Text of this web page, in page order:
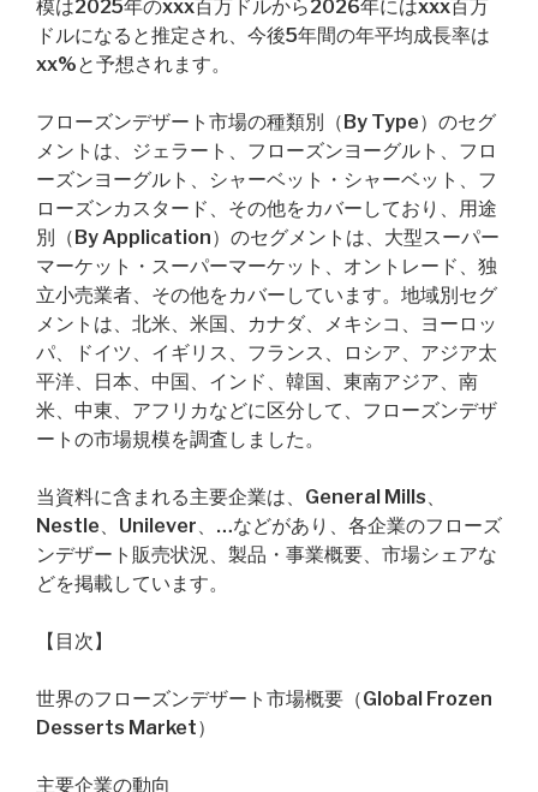
模は2025年のxxx百万ドルから2026年にはxxx百万
ドルになると推定され、今後5年間の年平均成長率は
xx%と予想されます。
フローズンデザート市場の種類別（By Type）のセグ
メントは、ジェラート、フローズンヨーグルト、フロ
ーズンヨーグルト、シャーベット・シャーベット、フ
ローズンカスタード、その他をカバーしており、用途
別（By Application）のセグメントは、大型スーパー
マーケット・スーパーマーケット、オントレード、独
立小売業者、その他をカバーしています。地域別セグ
メントは、北米、米国、カナダ、メキシコ、ヨーロッ
パ、ドイツ、イギリス、フランス、ロシア、アジア太
平洋、日本、中国、インド、韓国、東南アジア、南
米、中東、アフリカなどに区分して、フローズンデザ
ートの市場規模を調査しました。
当資料に含まれる主要企業は、General Mills、
Nestle、Unilever、…などがあり、各企業のフローズ
ンデザート販売状況、製品・事業概要、市場シェアな
どを掲載しています。
【目次】
世界のフローズンデザート市場概要（Global Frozen
Desserts Market）
主要企業の動向